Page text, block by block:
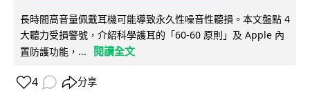
長時間高音量佩戴耳機可能導致永久性噪音性聽損。本文盤點 4
大聽力受損警號，介紹科學護耳的「60-60 原則」及 Apple 內
置防護功能，...
閱讀全文
4 分享